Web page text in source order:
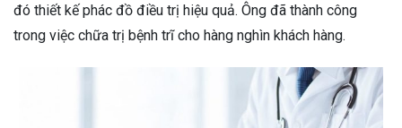
đó thiết kế phác đồ điều trị hiệu quả. Ông đã thành công
trong việc chữa trị bệnh trĩ cho hàng nghìn khách hàng.